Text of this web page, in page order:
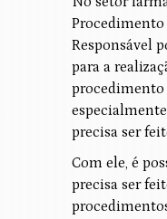
Procedimento
Responsável
para a
precisa ser
Com ele, é
precisa ser